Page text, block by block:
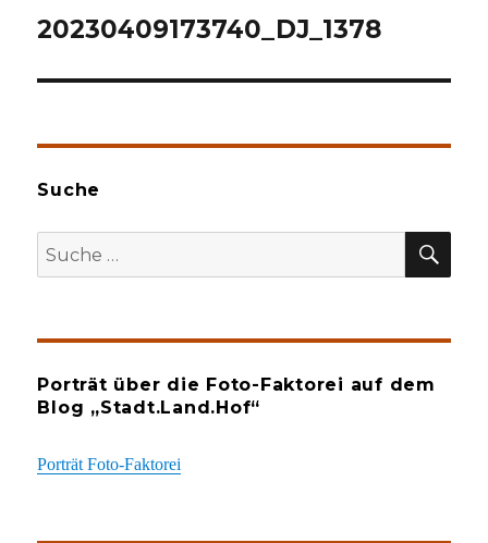
20230409173740_DJ_1378
Suche
Suche
nach:
Porträt über die Foto-Faktorei auf dem
Blog „Stadt.Land.Hof“
Porträt Foto-Faktorei